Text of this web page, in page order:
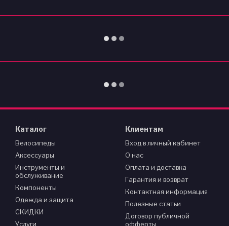
Каталог
Велосипеды
Аксессуары
Инструменты и
обслуживание
Компоненты
Одежда и защита
СКИДКИ
Услуги
Клиентам
Вход в личный кабинет
О нас
Оплата и доставка
Гарантия и возврат
Контактная информация
Полезные статьи
Договор публичной
офферты